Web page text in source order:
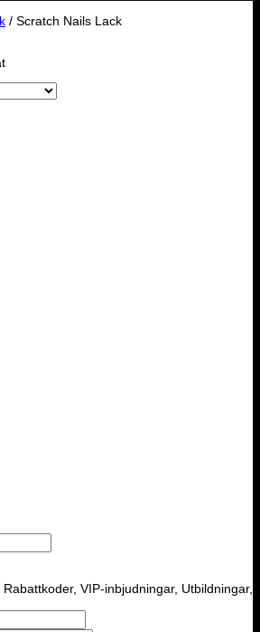
/ Scratch Nails Lack
VIP-inbjudningar, Utbildningar,